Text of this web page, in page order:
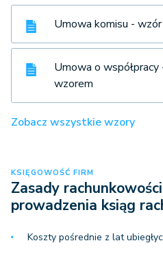
Umowa komisu -
Umowa o
wzorem
Zobacz wszystkie wzory
KSIĘGOWOŚĆ FIRM
Zasady
prowadzenia ksiąg
Koszty pośrednie z lat